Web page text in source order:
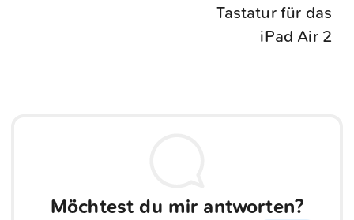
Tastatur für das
iPad Air 2
Möchtest du mir antworten?